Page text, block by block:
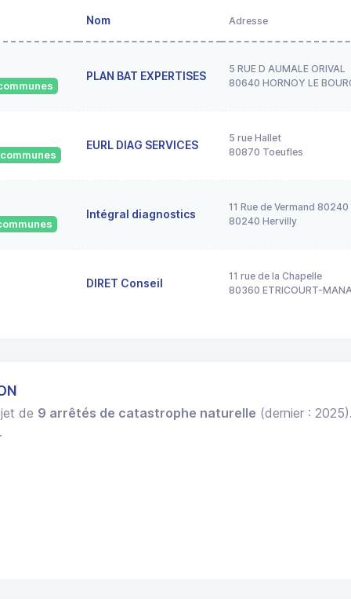
Nom Adresse
PLAN BAT EXPERTISES
5 RUE D AUMALE ORIVAL
80640 HORNOY LE
EURL DIAG SERVICES
5 rue Hallet
80870 Toeufles
Intégral diagnostics
11 Rue de Vermand
80240 Hervilly
DIRET Conseil
11 rue de la Chapelle
80360 ETRICOURT-
de 9 arrêtés de catastrophe naturelle (dernier :